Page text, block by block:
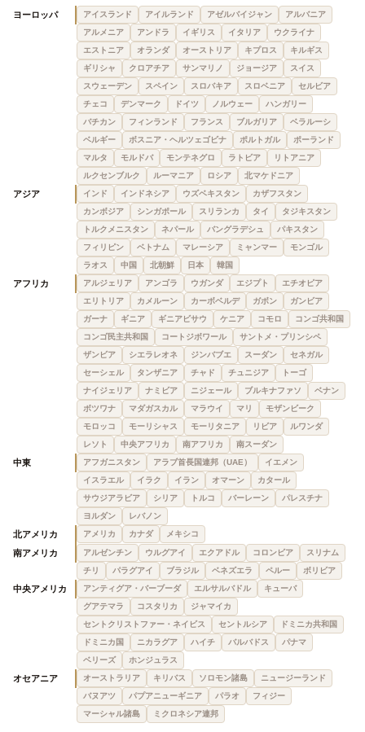
ヨーロッパ アイスランド アイルランド アゼルバイジャン
アルバニア
アルメニア
アンドラ イギリス イタリア
ウクライナ
エストニア
オランダ オーストリア キプロス
キルギス
ギリシャ
クロアチア サンマリノ ジョージア
スイス
スウェーデン
スペイン スロバキア スロベニア
セルビア
チェコ
デンマーク ドイツ ノルウェー
ハンガリー
バチカン
フィンランド フランス ブルガリア
ベラルーシ
ベルギー
ボスニア・ヘルツェゴビナ ポルトガル
ポーランド
マルタ
モルドバ モンテネグロ ラトビア
リトアニア
ルクセンブルク
ルーマニア ロシア 北マケドニア
アジア インド インドネシア ウズベキスタン
カザフスタン
カンボジア
シンガポール スリランカ タイ
タジキスタン
トルクメニスタン
ネパール バングラデシュ
パキスタン
フィリピン
ベトナム マレーシア ミャンマー
モンゴル
ラオス
中国 北朝鮮 日本 韓国
アフリカ アルジェリア アンゴラ ウガンダ エジプト
エチオピア
エリトリア
カメルーン カーボベルデ ガボン
ガンビア
ガーナ
ギニア ギニアビサウ ケニア コモロ
コンゴ共和国
コンゴ民主共和国
コートジボワール
サントメ・プリンシペ
ザンビア
シエラレオネ ジンバブエ スーダン
セネガル
セーシェル
タンザニア チャド チュニジア
トーゴ
ナイジェリア
ナミビア ニジェール ブルキナファソ
ベナン
ボツワナ
マダガスカル マラウイ マリ
モザンビーク
モロッコ
モーリシャス モーリタニア リビア
ルワンダ
レソト
中央アフリカ 南アフリカ 南スーダン
中東 アフガニスタン アラブ首長国連邦（UAE）
イエメン
イスラエル
イラク イラン オマーン
カタール
サウジアラビア
シリア トルコ バーレーン
パレスチナ
ヨルダン
レバノン
北アメリカ アメリカ カナダ メキシコ
南アメリカ アルゼンチン ウルグアイ エクアドル コロンビア
スリナム
チリ
パラグアイ ブラジル ベネズエラ ペルー ボリビア
中央アメリカ アンティグア・バーブーダ エルサルバドル
キューバ
グアテマラ
コスタリカ
ジャマイカ
セントクリストファー・ネイビス
セントルシア
ドミニカ共和国
ドミニカ国
ニカラグア ハイチ バルバドス
パナマ
ベリーズ
ホンジュラス
オセアニア オーストラリア キリバス ソロモン諸島
ニュージーランド
バヌアツ
パプアニューギニア パラオ
フィジー
マーシャル諸島
ミクロネシア連邦